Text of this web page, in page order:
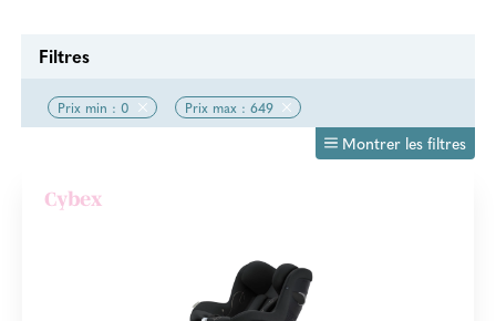
Filtres
Prix min : 0 Prix max : 649
Montrer les filtres
Cybex